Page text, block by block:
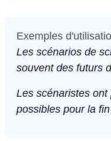
Exemples
Les scénarios de
souvent des futurs
Les scénaristes
possibles pour la